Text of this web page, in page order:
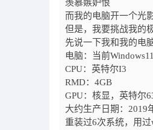
羡慕嫉妒恨
而我的电脑开一个光
但是，我要挑战我的
先说一下我和我的电
电脑：当前Windows11
CPU：英特尔I3
RMD：4GB
GPU：核显，英特尔
大约生产日期：2019
重装过6次系统，用